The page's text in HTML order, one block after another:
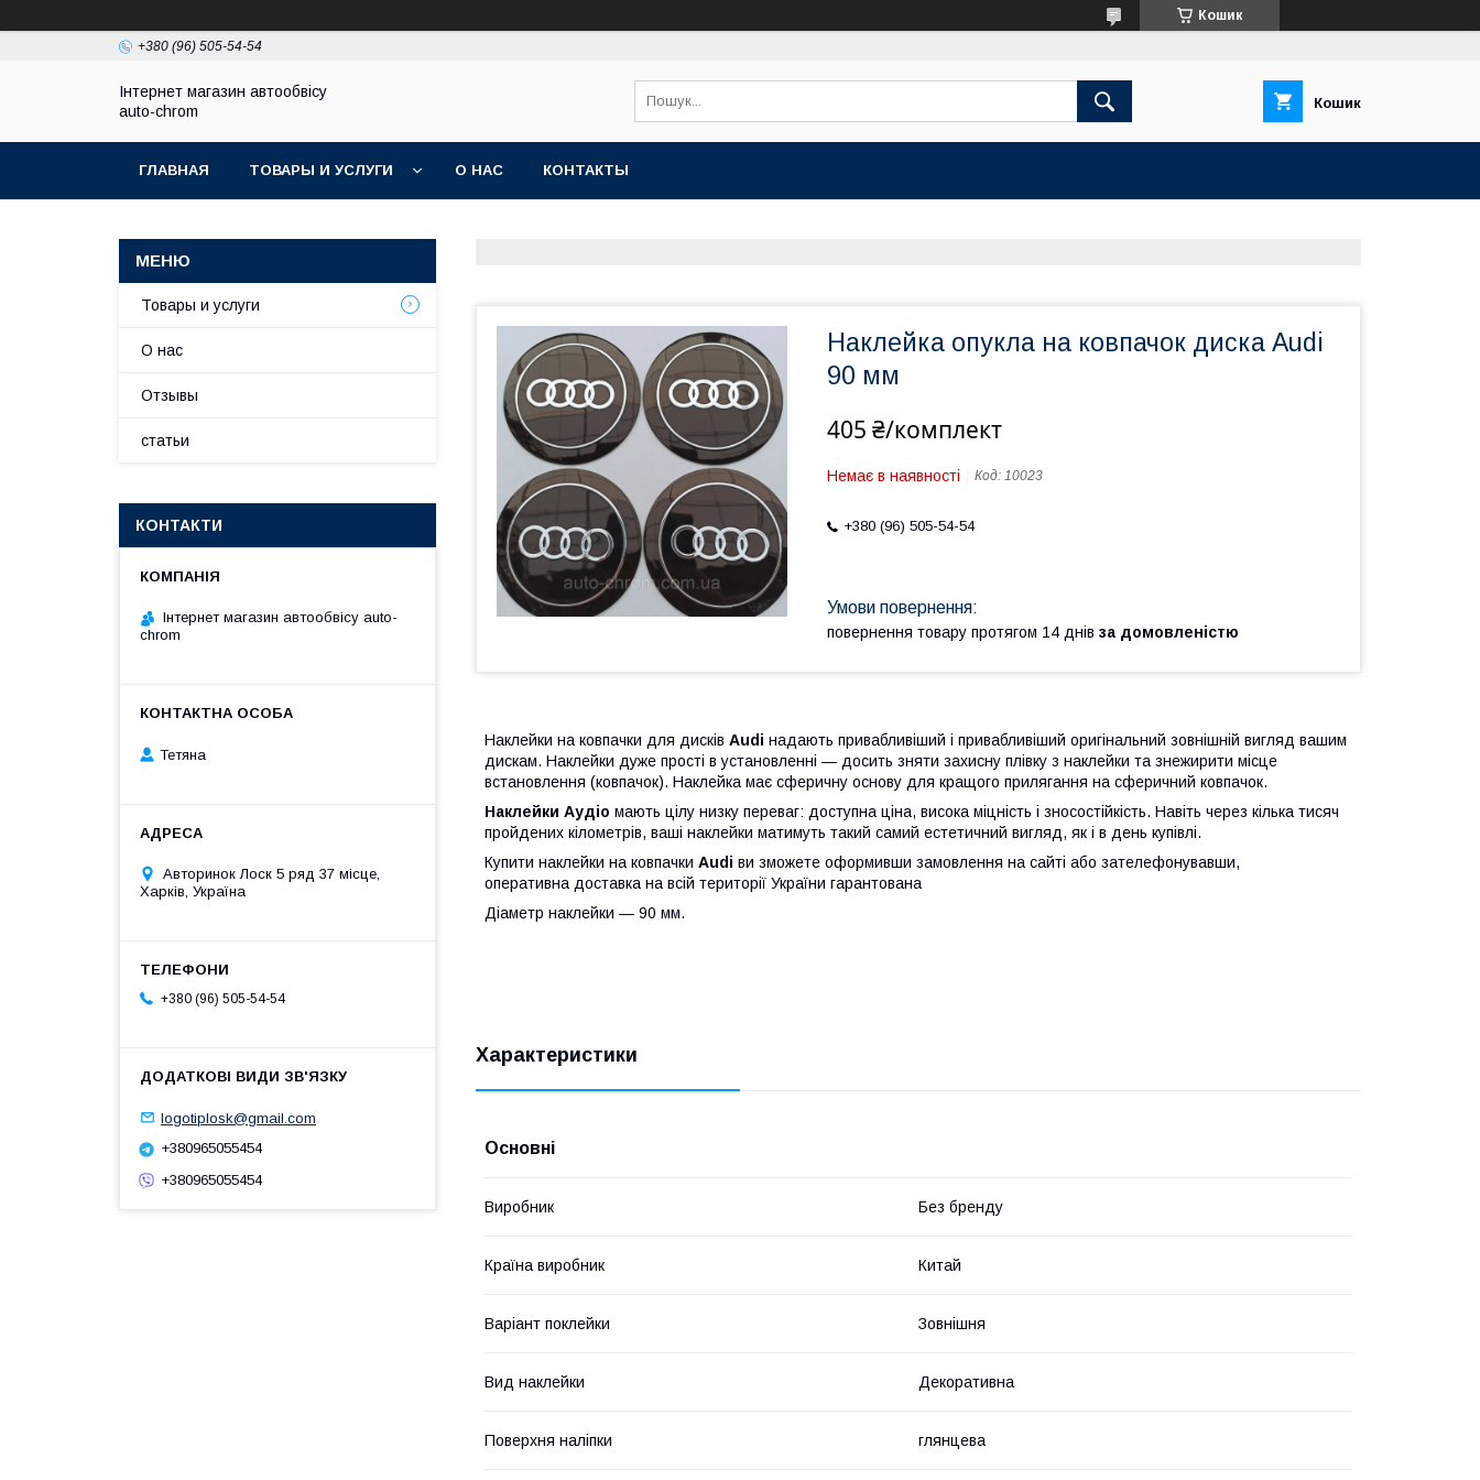
Кошик
+380 (96) 505-54-54
Інтернет магазин автообвісу
auto-chrom
Кошик
ГЛАВНАЯ ТОВАРЫ И УСЛУГИ О НАС КОНТАКТЫ
Наклейка опукла на ковпачок диска Audi
90 мм
405 ₴/комплект
Немає в наявності Код: 10023
+380 (96) 505-54-54
повернення товару протягом 14 днів за домовленістю
Наклейки на ковпачки для дисків Audi надають привабливіший і привабливіший оригінальний зовнішній вигляд вашим
дискам. Наклейки дуже прості в установленні — досить зняти захисну плівку з наклейки та знежирити місце
встановлення (ковпачок). Наклейка має сферичну основу для кращого прилягання на сферичний ковпачок.
Наклейки Аудіо мають цілу низку переваг: доступна ціна, висока міцність і зносостійкість. Навіть через кілька тисяч
пройдених кілометрів, ваші наклейки матимуть такий самий естетичний вигляд, як і в день купівлі.
Купити наклейки на ковпачки Audi ви зможете оформивши замовлення на сайті або зателефонувавши,
оперативна доставка на всій території України гарантована
Діаметр наклейки — 90 мм.
Характеристики
Основні
Виробник Без бренду
Країна виробник Китай
Варіант поклейки Зовнішня
Вид наклейки Декоративна
Поверхня наліпки глянцева
Товары и услуги
О нас
Отзывы
статьи
КОНТАКТИ
Інтернет магазин автообвісу auto-
chrom
Тетяна
Авторинок Лоск 5 ряд 37 місце,
Харків, Україна
+380 (96) 505-54-54
logotiplosk@gmail.com
+380965055454
+380965055454